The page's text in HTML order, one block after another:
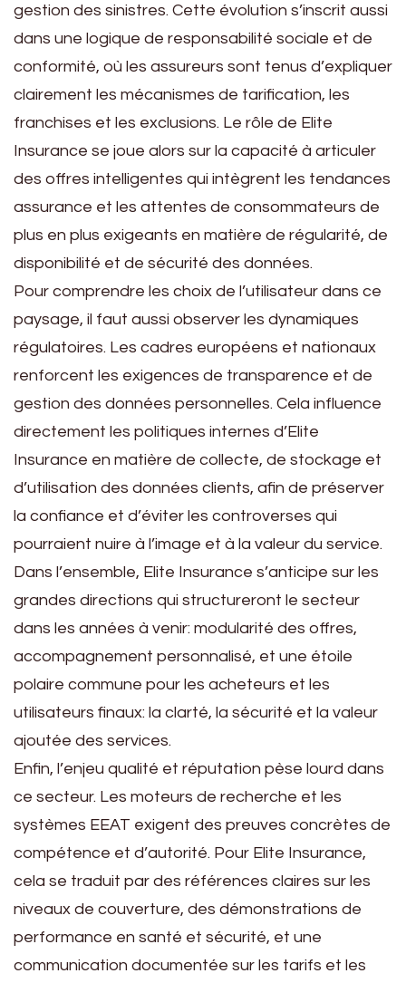
gestion des sinistres. Cette évolution s’inscrit aussi
dans une logique de responsabilité sociale et de
conformité, où les assureurs sont tenus d’expliquer
clairement les mécanismes de tarification, les
franchises et les exclusions. Le rôle de Elite
Insurance se joue alors sur la capacité à articuler
des offres intelligentes qui intègrent les tendances
assurance et les attentes de consommateurs de
plus en plus exigeants en matière de régularité, de
disponibilité et de sécurité des données.
Pour comprendre les choix de l’utilisateur dans ce
paysage, il faut aussi observer les dynamiques
régulatoires. Les cadres européens et nationaux
renforcent les exigences de transparence et de
gestion des données personnelles. Cela influence
directement les politiques internes d’Elite
Insurance en matière de collecte, de stockage et
d’utilisation des données clients, afin de préserver
la confiance et d’éviter les controverses qui
pourraient nuire à l’image et à la valeur du service.
Dans l’ensemble, Elite Insurance s’anticipe sur les
grandes directions qui structureront le secteur
dans les années à venir: modularité des offres,
accompagnement personnalisé, et une étoile
polaire commune pour les acheteurs et les
utilisateurs finaux: la clarté, la sécurité et la valeur
ajoutée des services.
Enfin, l’enjeu qualité et réputation pèse lourd dans
ce secteur. Les moteurs de recherche et les
systèmes EEAT exigent des preuves concrètes de
compétence et d’autorité. Pour Elite Insurance,
cela se traduit par des références claires sur les
niveaux de couverture, des démonstrations de
performance en santé et sécurité, et une
communication documentée sur les tarifs et les